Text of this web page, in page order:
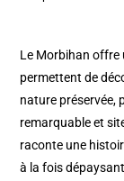
Le Morbihan offre
permettent de
nature préservée,
remarquable et
raconte une
à la fois